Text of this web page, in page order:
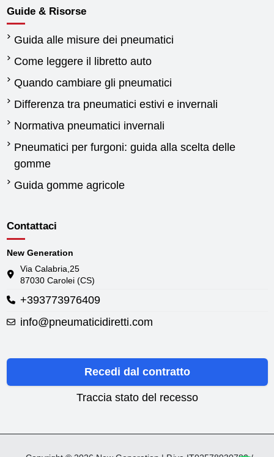
Guide & Risorse
Guida alle misure dei pneumatici
Come leggere il libretto auto
Quando cambiare gli pneumatici
Differenza tra pneumatici estivi e invernali
Normativa pneumatici invernali
Pneumatici per furgoni: guida alla scelta delle
gomme
Guida gomme agricole
Contattaci
New Generation
Via Calabria,25
87030 Carolei (CS)
+393773976409
info@pneumaticidiretti.com
Recedi dal contratto
Traccia stato del recesso